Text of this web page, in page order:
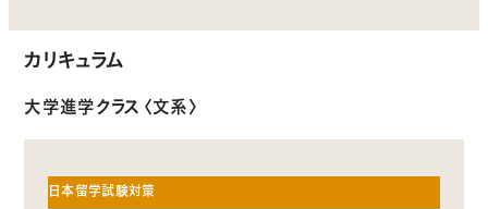
カリキュラム
大学進学クラス〈文系〉
日本留学試験対策